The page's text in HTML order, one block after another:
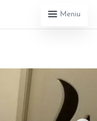
Meniu